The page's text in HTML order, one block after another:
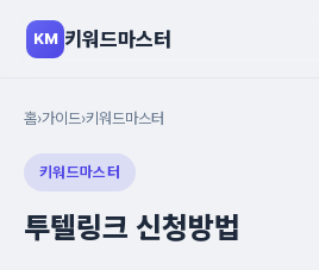
KM 키워드마스터
홈›가이드›키워드마스터
키워드마스터
투텔링크 신청방법